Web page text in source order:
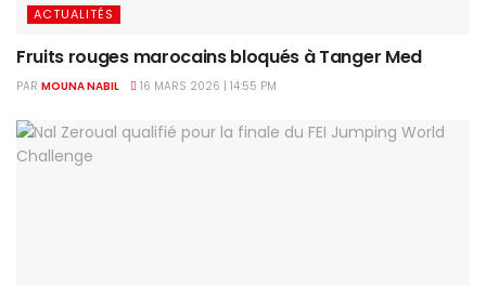
ACTUALITÉS
Fruits rouges marocains bloqués à Tanger Med
PAR MOUNA NABIL 16 MARS 2026 | 14:55 PM